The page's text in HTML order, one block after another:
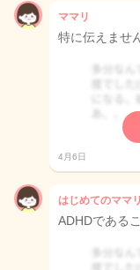
ママリ
特に伝えませ
4月6日
はじめてのママ
ADHDである